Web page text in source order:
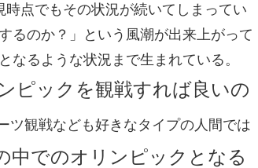
点でもその状況が続いてしまってい
るのか？」という風潮が出来上がって
るような状況まで生まれている。
ピックを観戦すれば良いの
ツ観戦なども好きなタイプの人間では
中でのオリンピックとなる